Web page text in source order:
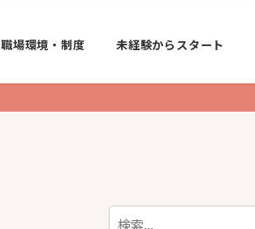
職場環境・制度 未経験からスタート